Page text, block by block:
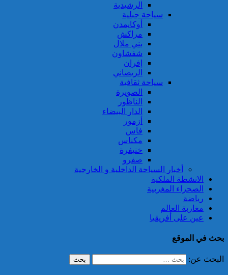
الرشيدية
سياحة جبلية
أوكايمدن
مراكش
بني ملال
شفشاون
إفران
الريصاني
سياحة ثقافية
الصويرة
الناظور
الدار البيضاء
أزمور
فاس
مكناس
خنيفرة
صفرو
أخبار السياحة الداخلية و الخارجية
الانشطة الملكية
الصحراء المغربية
رياضة
مغاربة العالم
عين على أفريقيا
بحث في الموقع
البحث عن: